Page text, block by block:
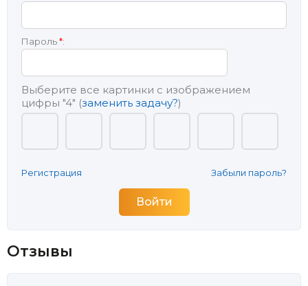
Пароль*:
Выберите все картинки с изображением
цифры "4" (заменить задачу?)
Регистрация Забыли пароль?
Отзывы